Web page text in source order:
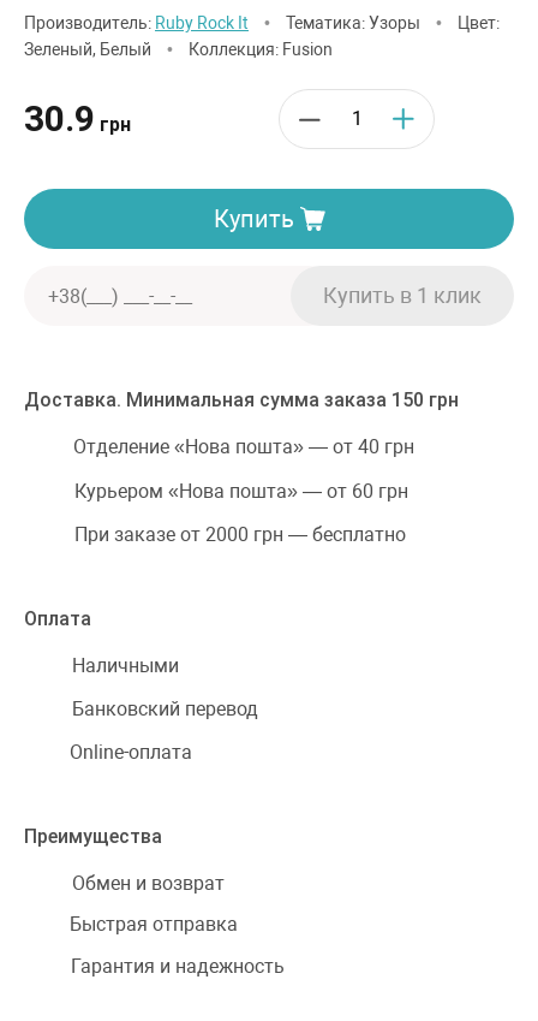
Производитель: Ruby Rock It • Тематика: Узоры •
Цвет:
Зеленый, Белый
• Коллекция: Fusion
30.9 грн
Купить
Доставка. Минимальная сумма заказа 150 грн
Отделение «Нова пошта» — от 40 грн
Курьером «Нова пошта» — от 60 грн
При заказе от 2000 грн — бесплатно
Оплата
Наличными
Банковский перевод
Online-оплата
Преимущества
Обмен и возврат
Быстрая отправка
Гарантия и надежность